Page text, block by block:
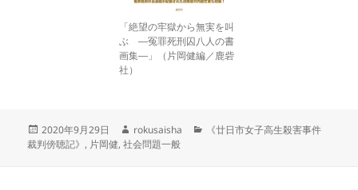
「絶望の牢獄から無実を叫
ぶ ―冤罪死刑囚八人の書
画集―」（片岡健編／鹿砦
社）
投
稿
2020年9月29日
作
成
rokusaisha
カ《廿日市女子高生殺害事件
裁判傍聴記》 , 片岡健,社会問題一般